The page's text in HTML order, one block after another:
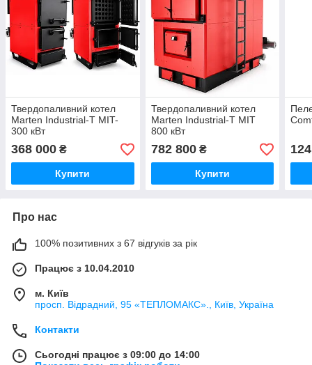
Твердопаливний котел
Marten Industrial-T MIT-
300 кВт
368 000 ₴
Купити
Твердопаливний котел
Marten Industrial-Т МІТ
800 кВт
782 800₴
Купити
Про нас
100% позитивних з 67 відгуків за рік
Працює з 10.04.2010
м. Київ
просп. Відрадний, 95 «ТЕПЛОМАКС»., Київ, Україна
Контакти
Сьогодні працює з 09:00 до 14:00